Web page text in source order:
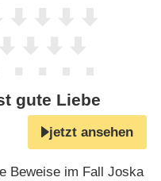
gute Liebe
jetzt ansehen
Beweise im Fall Joska